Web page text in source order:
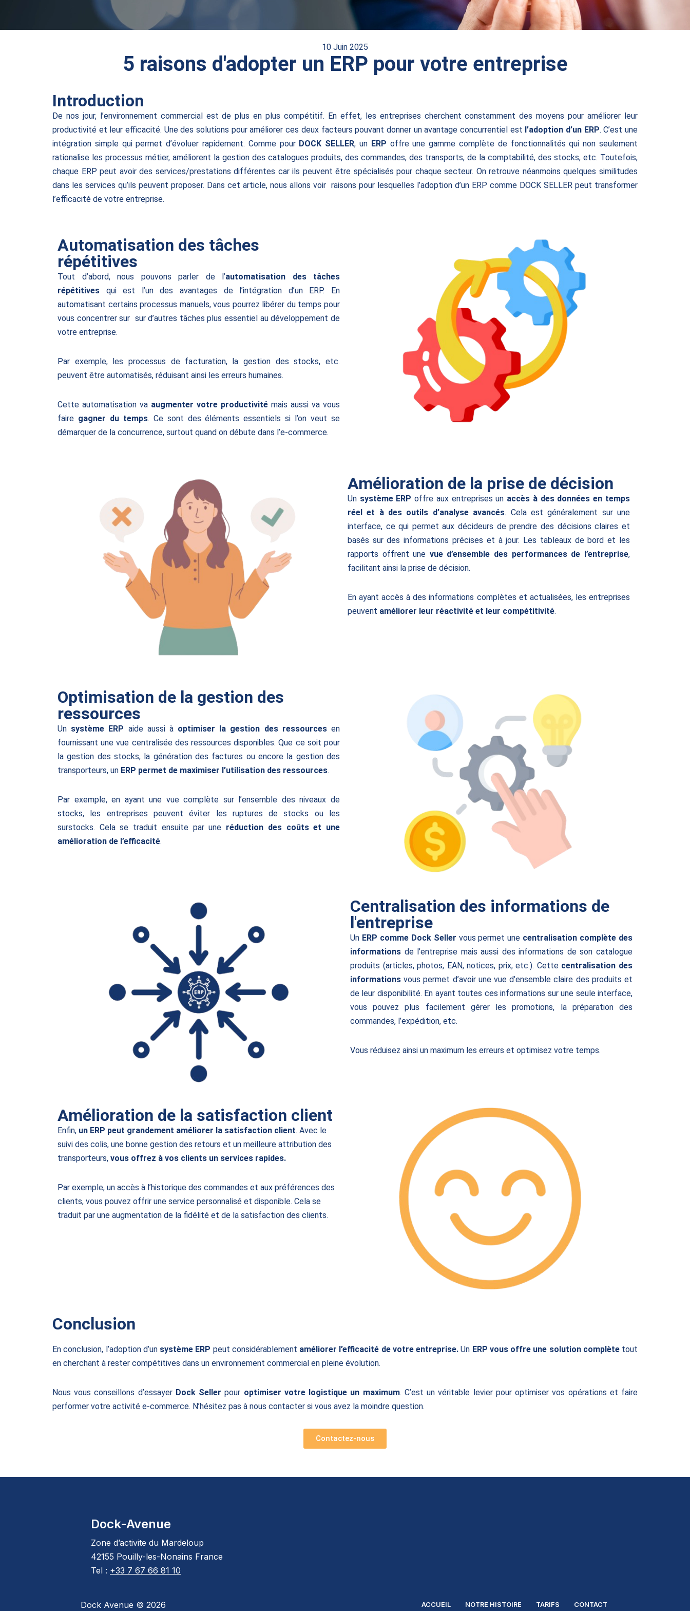
10 Juin 2025
5 raisons d'adopter un ERP pour votre entreprise
Introduction
De nos jour, l’environnement commercial est de plus en plus compétitif. En effet, les entreprises cherchent constamment des moyens pour améliorer leur
productivité et leur efficacité. Une des solutions pour améliorer ces deux facteurs pouvant donner un avantage concurrentiel est l’adoption d’un ERP. C’est une
intégration simple qui permet d’évoluer rapidement. Comme pour DOCK SELLER, un ERP offre une gamme complète de fonctionnalités qui non seulement
rationalise les processus métier, améliorent la gestion des catalogues produits, des commandes, des transports, de la comptabilité, des stocks, etc. Toutefois,
chaque ERP peut avoir des services/prestations différentes car ils peuvent être spécialisés pour chaque secteur. On retrouve néanmoins quelques similitudes
dans les services qu’ils peuvent proposer. Dans cet article, nous allons voir raisons pour lesquelles l’adoption d’un ERP comme DOCK SELLER peut transformer
l’efficacité de votre entreprise.
Automatisation des tâches
répétitives
Tout d’abord, nous pouvons parler de l’automatisation des tâches
répétitives qui est l’un des avantages de l’intégration d’un ERP. En
automatisant certains processus manuels, vous pourrez libérer du temps pour
vous concentrer sur sur d’autres tâches plus essentiel au développement de
votre entreprise.
Par exemple, les processus de facturation, la gestion des stocks, etc.
peuvent être automatisés, réduisant ainsi les erreurs humaines.
Cette automatisation va augmenter votre productivité mais aussi va vous
faire gagner du temps. Ce sont des éléments essentiels si l’on veut se
démarquer de la concurrence, surtout quand on débute dans l’e-commerce.
Amélioration de la prise de décision
Un système ERP offre aux entreprises un accès à des données en temps
réel et à des outils d’analyse avancés. Cela est généralement sur une
interface, ce qui permet aux décideurs de prendre des décisions claires et
basés sur des informations précises et à jour. Les tableaux de bord et les
rapports offrent une vue d’ensemble des performances de l’entreprise,
facilitant ainsi la prise de décision.
En ayant accès à des informations complètes et actualisées, les entreprises
peuvent améliorer leur réactivité et leur compétitivité.
Optimisation de la gestion des
ressources
Un système ERP aide aussi à optimiser la gestion des ressourcesen
fournissant une vue centralisée des ressources disponibles. Que ce soit pour
la gestion des stocks, la génération des factures ou encore la gestion des
transporteurs, un ERP permet de maximiser l’utilisation des ressources.
Par exemple, en ayant une vue complète sur l’ensemble des niveaux de
stocks, les entreprises peuvent éviter les ruptures de stocks ou les
surstocks. Cela se traduit ensuite par une réduction des coûts et une
amélioration de l’efficacité.
Centralisation des informations de
l'entreprise
Un ERP comme Dock Seller vous permet une centralisation complète des
informations de l’entreprise mais aussi des informations de son catalogue
produits (articles, photos, EAN, notices, prix, etc.). Cette centralisation des
informations vous permet d’avoir une vue d’ensemble claire des produits et
de leur disponibilité. En ayant toutes ces informations sur une seule interface,
vous pouvez plus facilement gérer les promotions, la préparation des
commandes, l’expédition, etc.
Vous réduisez ainsi un maximum les erreurs et optimisez votre temps.
Amélioration de la satisfaction client
Enfin, un ERP peut grandement améliorer la satisfaction client. Avec le
suivi des colis, une bonne gestion des retours et un meilleure attribution des
transporteurs, vous offrez à vos clients un services rapides.
Par exemple, un accès à l’historique des commandes et aux préférences des
clients, vous pouvez offrir une service personnalisé et disponible. Cela se
traduit par une augmentation de la fidélité et de la satisfaction des clients.
Conclusion
En conclusion, l’adoption d’un système ERP peut considérablement améliorer l’efficacité de votre entreprise. Un ERP vous offre une solution complètetout
en cherchant à rester compétitives dans un environnement commercial en pleine évolution.
Nous vous conseillons d’essayer Dock Seller pour optimiser votre logistique un maximum. C’est un véritable levier pour optimiser vos opérations et faire
performer votre activité e-commerce. N’hésitez pas à nous contacter si vous avez la moindre question.
Contactez-nous
Dock-Avenue
Zone d’activite du Mardeloup
42155 Pouilly-les-Nonains France
Tel : +33 7 67 66 81 10
Dock Avenue © 2026 ACCUEIL NOTRE HISTOIRE TARIFS CONTACT